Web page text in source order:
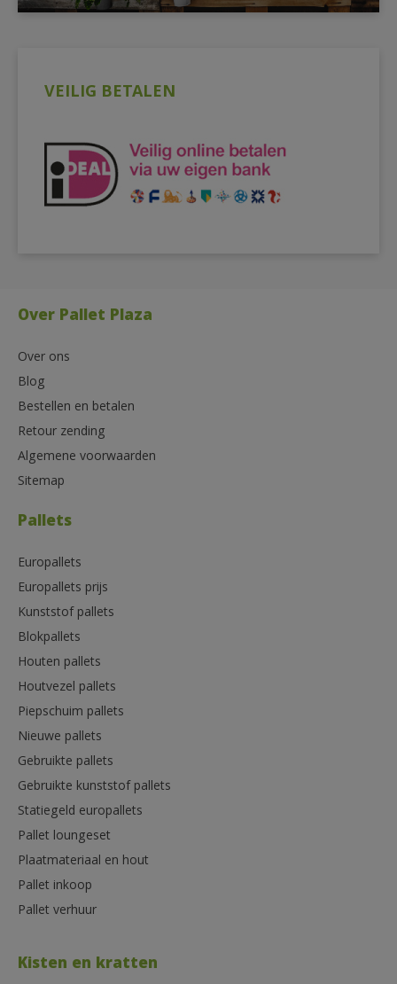
VEILIG BETALEN
Over Pallet Plaza
Over ons
Blog
Bestellen en betalen
Retour zending
Algemene voorwaarden
Sitemap
Pallets
Europallets
Europallets prijs
Kunststof pallets
Blokpallets
Houten pallets
Houtvezel pallets
Piepschuim pallets
Nieuwe pallets
Gebruikte pallets
Gebruikte kunststof pallets
Statiegeld europallets
Pallet loungeset
Plaatmateriaal en hout
Pallet inkoop
Pallet verhuur
Kisten en kratten